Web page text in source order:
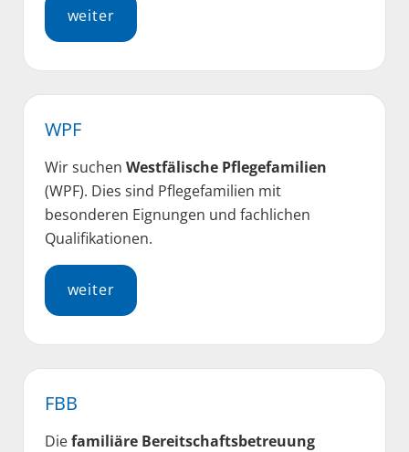
weiter
WPF
Wir suchen Westfälische Pflegefamilien
(WPF). Dies sind Pflegefamilien mit
besonderen Eignungen und fachlichen
Qualifikationen.
weiter
FBB
Diefamiliäre Bereitschaftsbetreuung